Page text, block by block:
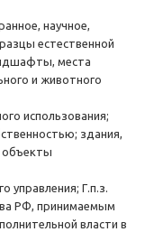
научное,
естественной
места
и животного
использования;
здания,
объекты
управления; Г.п.з.
РФ, принимаемым
власти в